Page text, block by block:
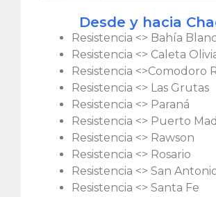
Desde y hacia
Resistencia <> Bahía
Resistencia <> Caleta
Resistencia <>Comodoro
Resistencia <> Las Grutas
Resistencia <> Paraná
Resistencia <> Puerto
Resistencia <> Rawson
Resistencia <> Rosario
Resistencia <> San
Resistencia <> Santa Fe